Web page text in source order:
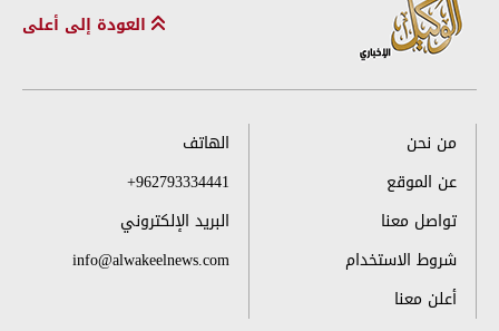
العودة إلى أعلى
من نحن
عن الموقع
تواصل معنا
شروط الاستخدام
أعلن معنا
الهاتف
+962793334441
البريد الإلكتروني
info@alwakeelnews.com